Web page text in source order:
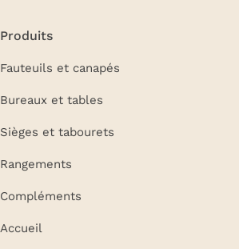
Produits
Fauteuils et canapés
Bureaux et tables
Sièges et tabourets
Rangements
Compléments
Accueil